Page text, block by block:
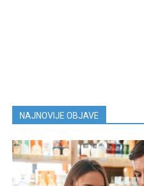
NAJNOVIJE OBJAVE